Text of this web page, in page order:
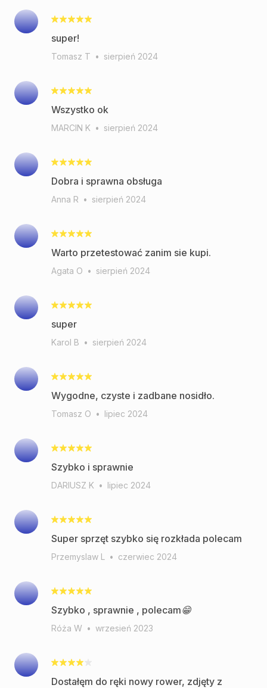
super!
Tomasz T • sierpień 2024
Wszystko ok
MARCIN K • sierpień 2024
Dobra i sprawna obsługa
Anna R • sierpień 2024
Warto przetestować zanim sie kupi.
Agata O • sierpień 2024
super
Karol B • sierpień 2024
Wygodne, czyste i zadbane nosidło.
Tomasz O • lipiec 2024
Szybko i sprawnie
DARIUSZ K • lipiec 2024
Super sprzęt szybko się rozkłada polecam
Przemyslaw L • czerwiec 2024
Szybko , sprawnie , polecam😁
Róża W • wrzesień 2023
Dostałęm do ręki nowy rower, zdjęty z